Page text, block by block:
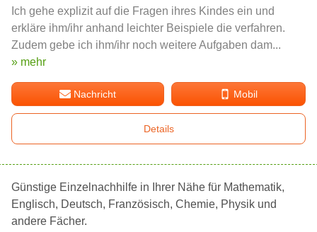
Ich gehe explizit auf die Fragen ihres Kindes ein und
erkläre ihm/ihr anhand leichter Beispiele die verfahren.
Zudem gebe ich ihm/ihr noch weitere Aufgaben dam...
» mehr
Nachricht Mobil
Details
Günstige Einzelnachhilfe in Ihrer Nähe für Mathematik,
Englisch, Deutsch, Französisch, Chemie, Physik und
andere Fächer.